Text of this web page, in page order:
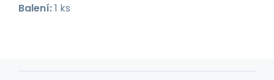
Balení:1 ks